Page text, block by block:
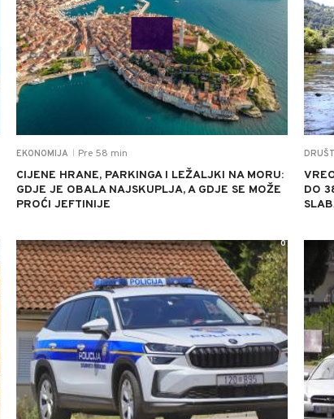
EKONOMIJA Pre 58 min
CIJENE HRANE, PARKINGA I LEŽALJKI NA MORU:
GDJE JE OBALA NAJSKUPLJA, A GDJE SE MOŽE
PROĆI JEFTINIJE
DO
0